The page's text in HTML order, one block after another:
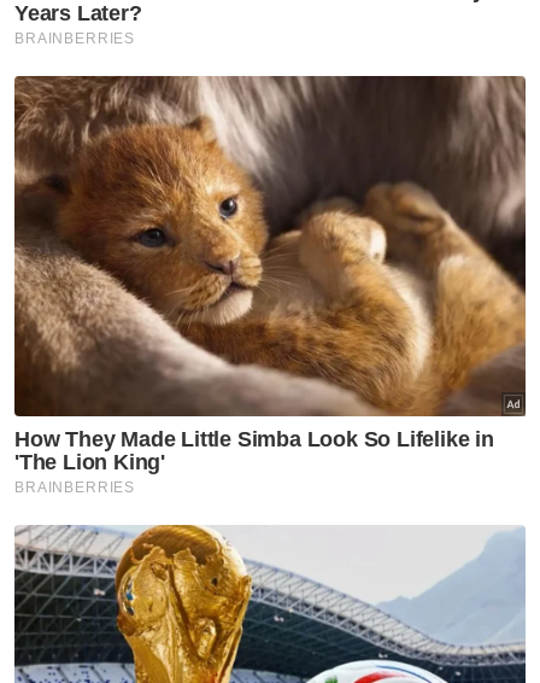
19.
Berita Telus & Tulus menerusi E-Mel setiap
hari!
Mengakui pada awal menerima perkhabaran
itu, dia seperti hilang punca lebih-lebih lagi
memikirkan kehadiran cahaya mata baharu
"Selama 21 tahun saya hidup dengan arwah,
dia yang menguruskan semua hal anak-anak.
Bila dah jadi macam ini, saya betul-betul jadi
kekok nak menguruskan anak sendirian.